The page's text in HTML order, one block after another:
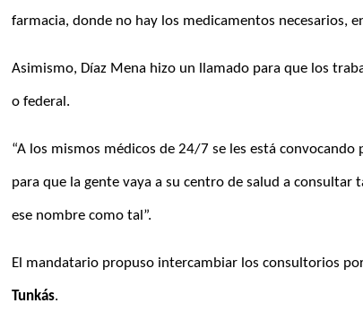
farmacia, donde no hay los medicamentos necesarios,
Asimismo, Díaz Mena hizo un llamado para que los
o federal.
“A los mismos médicos de 24/7 se les está
para que la gente vaya a su centro de salud a
ese nombre como tal”.
El mandatario propuso intercambiar los consultorios
Tunkás.